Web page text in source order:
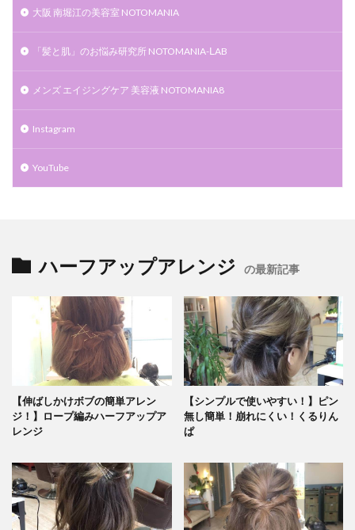
大阪 南堀江の美容室 NOTOMANIA
「髪と肌」のお悩み研究所 NOTOMANIA-ⅬAB
メンズ エイジングケア 美容液 NOTOMANIA8
Instagram
YouTube
ハーフアップアレンジ の最新記事
【伸ばしかけボブの簡単アレン
ジ！】ロープ編みハーフアップア
レンジ
【シンプルで使いやすい！】ピン
無し簡単！崩れにくい！くるりん
ぱ